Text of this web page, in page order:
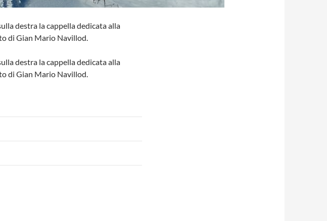
destra la cappella dedicata alla
di Gian Mario Navillod.
destra la cappella dedicata alla
di Gian Mario Navillod.